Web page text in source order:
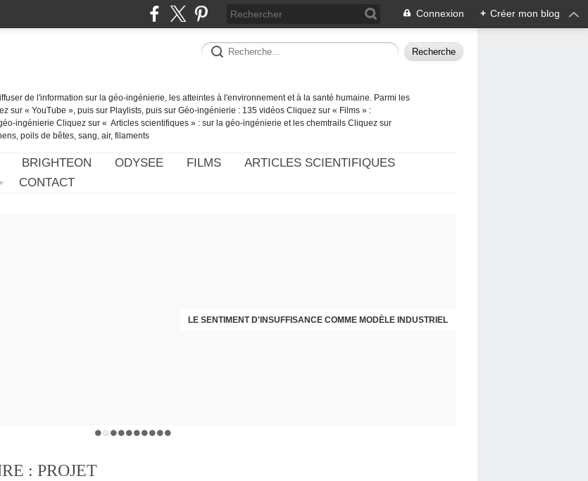
Connexion + Créer mon blog
de l'information sur la géo-ingénierie, les atteintes à l'environnement et à la santé humaine. Parmi les
sur « YouTube », puis sur Playlists, puis sur Géo-ingénierie : 135 vidéos Cliquez sur « Films » :
ingénierie Cliquez sur « Articles scientifiques » : sur la géo-ingénierie et les chemtrails Cliquez sur
poils de bêtes, sang, air, filaments
BRIGHTEON ODYSEE FILMS
ARTICLES SCIENTIFIQUES
CONTACT
LE SENTIMENT D'INSUFFISANCE COMME MODÈLE INDUSTRIEL
DÉNI MÉDICAL SUR LES EFFETS SECONDAIRES
: PROJET